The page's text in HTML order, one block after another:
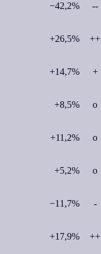
−42,2% --
+26,5% ++
+14,7% +
+8,5% o
+11,2% o
+5,2% o
−11,7% -
+17,9% ++